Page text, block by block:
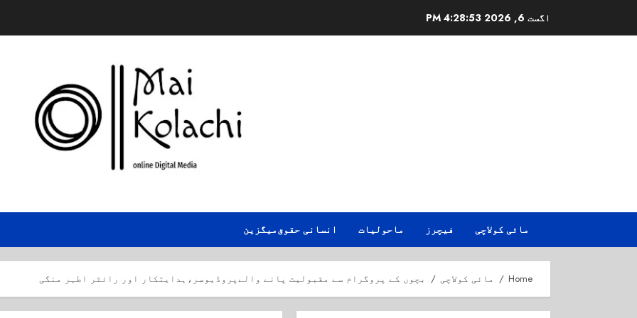
اگست 6, 2026 4:28:54 PM
مائی کولاچی فیچرز ماحولیات انسانی حقوقمیگزین
Home مائی کولاچی بچوں کے پروگرام سے مقبولیت پانے والےپروڈیوسر،ہدایتکار اور رائٹر اطہر منگی